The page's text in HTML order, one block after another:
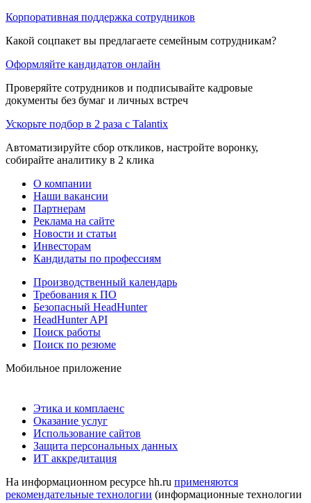
Корпоративная поддержка сотрудников
Какой соцпакет вы предлагаете семейным сотрудникам?
Оформляйте кандидатов онлайн
Проверяйте сотрудников и подписывайте кадровые
документы без бумаг и личных встреч
Ускорьте подбор в 2 раза с Talantix
Автоматизируйте сбор откликов, настройте воронку,
собирайте аналитику в 2 клика
О компании
Наши вакансии
Партнерам
Реклама на сайте
Новости и статьи
Инвесторам
Кандидаты по профессиям
Производственный календарь
Требования к ПО
Безопасный HeadHunter
HeadHunter API
Поиск работы
Поиск по резюме
Мобильное приложение
Этика и комплаенс
Оказание услуг
Использование сайтов
Защита персональных данных
ИТ аккредитация
На информационном ресурсе hh.ru применяются
рекомендательные технологии (информационные технологии